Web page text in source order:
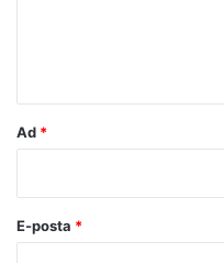
Ad *
E-posta *